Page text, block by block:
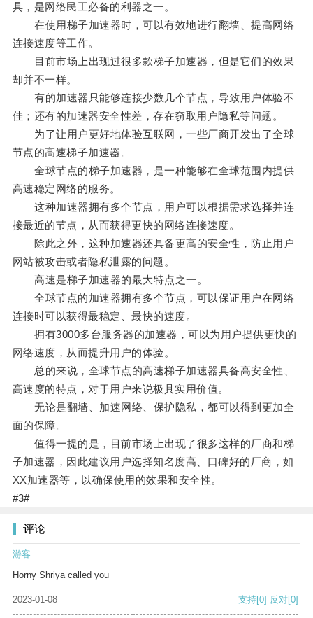
具，是网络民工必备的利器之一。
在使用梯子加速器时，可以有效地进行翻墙、提高网络
连接速度等工作。
目前市场上出现过很多款梯子加速器，但是它们的效果
却并不一样。
有的加速器只能够连接少数几个节点，导致用户体验不
佳；还有的加速器安全性差，存在窃取用户隐私等问题。
为了让用户更好地体验互联网，一些厂商开发出了全球
节点的高速梯子加速器。
全球节点的梯子加速器，是一种能够在全球范围内提供
高速稳定网络的服务。
这种加速器拥有多个节点，用户可以根据需求选择并连
接最近的节点，从而获得更快的网络连接速度。
除此之外，这种加速器还具备更高的安全性，防止用户
网站被攻击或者隐私泄露的问题。
高速是梯子加速器的最大特点之一。
全球节点的加速器拥有多个节点，可以保证用户在网络
连接时可以获得最稳定、最快的速度。
拥有3000多台服务器的加速器，可以为用户提供更快的
网络速度，从而提升用户的体验。
总的来说，全球节点的高速梯子加速器具备高安全性、
高速度的特点，对于用户来说极具实用价值。
无论是翻墙、加速网络、保护隐私，都可以得到更加全
面的保障。
值得一提的是，目前市场上出现了很多这样的厂商和梯
子加速器，因此建议用户选择知名度高、口碑好的厂商，如
XX加速器等，以确保使用的效果和安全性。
#3#
评论
游客
Horny Shriya called you
2023-01-08 支持[0] 反对[0]